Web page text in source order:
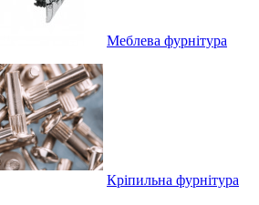
Меблева фурнітура
Кріпильна фурнітура